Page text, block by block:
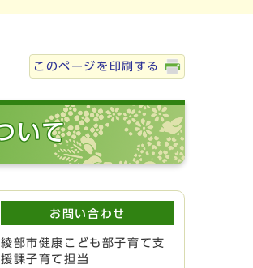
このページを印刷する
いて
お問い合わせ
綾部市健康こども部子育て支
援課子育て担当